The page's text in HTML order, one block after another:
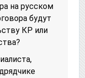
на русском
будут
КР или